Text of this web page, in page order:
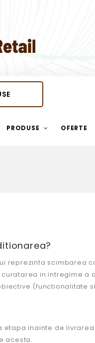
PRODUSE OFERTE
reprezinta scimbarea
in intregime
(functionalitate
etapa inainte de
acesta.